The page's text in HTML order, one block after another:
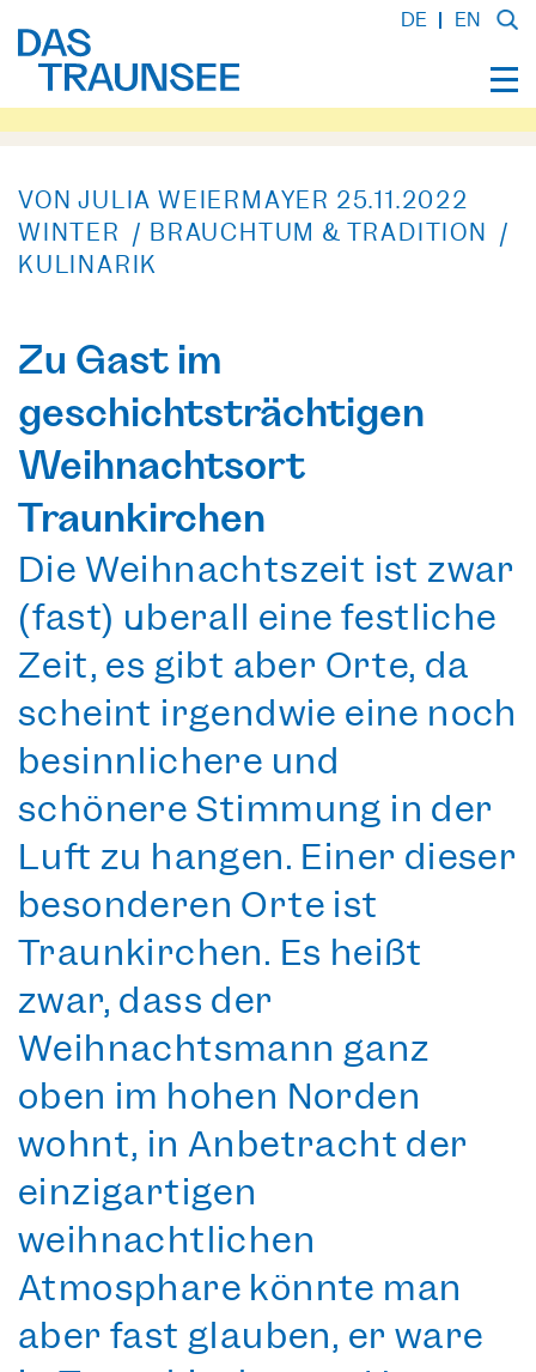
DE EN
VON JULIA WEIERMAYER 25.11.2022
WINTER / BRAUCHTUM & TRADITION /
KULINARIK
Zu Gast im
geschichtsträchtigen
Weihnachtsort
Traunkirchen
Die Weihnachtszeit ist zwar
(fast) überall eine festliche
Zeit, es gibt aber Orte, da
scheint irgendwie eine noch
besinnlichere und
schönere Stimmung in der
Luft zu hängen. Einer dieser
besonderen Orte ist
Traunkirchen. Es heißt
zwar, dass der
Weihnachtsmann ganz
oben im hohen Norden
wohnt, in Anbetracht der
einzigartigen
weihnachtlichen
Atmosphäre könnte man
aber fast glauben, er wäre